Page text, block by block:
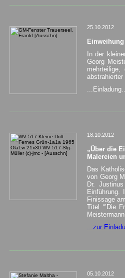
25.10.2012
In der
Georg
18.10.2012
„Über die
Malereien
Das
von Georg
Dr.
Einführung.
Finissage
Titel “’Die
...zur
05.10.2012